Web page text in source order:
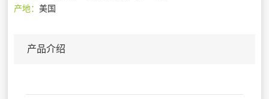
产地：美国
产品介绍